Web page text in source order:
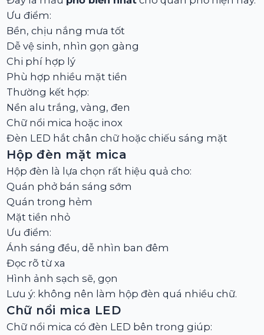
Ưu điểm:
Bền, chịu nắng mưa tốt
Dễ vệ sinh, nhìn gọn gàng
Chi phí hợp lý
Phù hợp nhiều mặt tiền
Thường kết hợp:
Nền alu trắng, vàng, đen
Chữ nổi mica hoặc inox
Đèn LED hắt chân chữ hoặc chiếu sáng mặt
Hộp đèn mặt mica
Hộp đèn là lựa chọn rất hiệu quả cho:
Quán phở bán sáng sớm
Quán trong hẻm
Mặt tiền nhỏ
Ưu điểm:
Ánh sáng đều, dễ nhìn ban đêm
Đọc rõ từ xa
Hình ảnh sạch sẽ, gọn
Lưu ý: không nên làm hộp đèn quá nhiều chữ.
Chữ nổi mica LED
Chữ nổi mica có đèn LED bên trong giúp: